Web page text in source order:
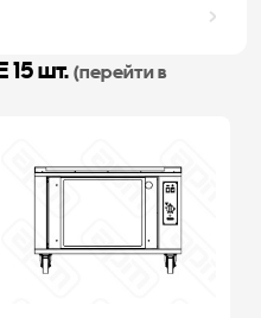
15 шт. (перейти в